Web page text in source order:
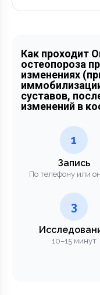
Как проходит
остеопороза
изменениях
суставов,
изменений в
1
Запись
По телефону или
3
10–15 минут